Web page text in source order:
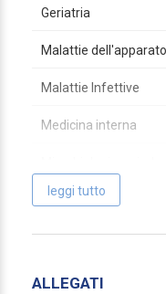
Geriatria
Malattie
Malattie Infettive
Medicina interna
Pediatria
Psichiatria
Psicoterapia
leggi tutto
ALLEGATI